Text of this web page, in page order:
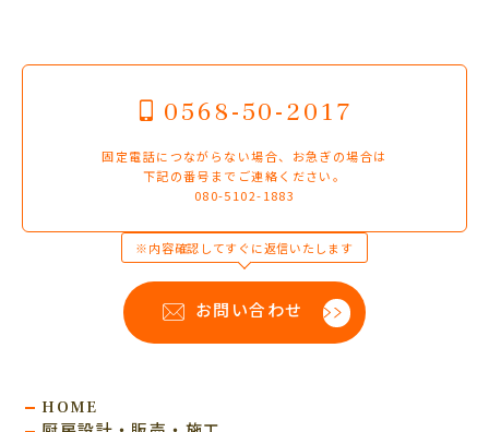
0568-50-2017
固定電話につながらない場合、お急ぎの場合は
下記の番号までご連絡ください。
080-5102-1883
※内容確認してすぐに返信いたします
お問い合わせ
HOME